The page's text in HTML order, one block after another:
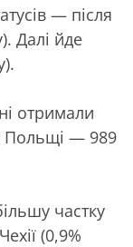
— після
Далі йде
отримали
Польщі — 989
частку
(0,9%